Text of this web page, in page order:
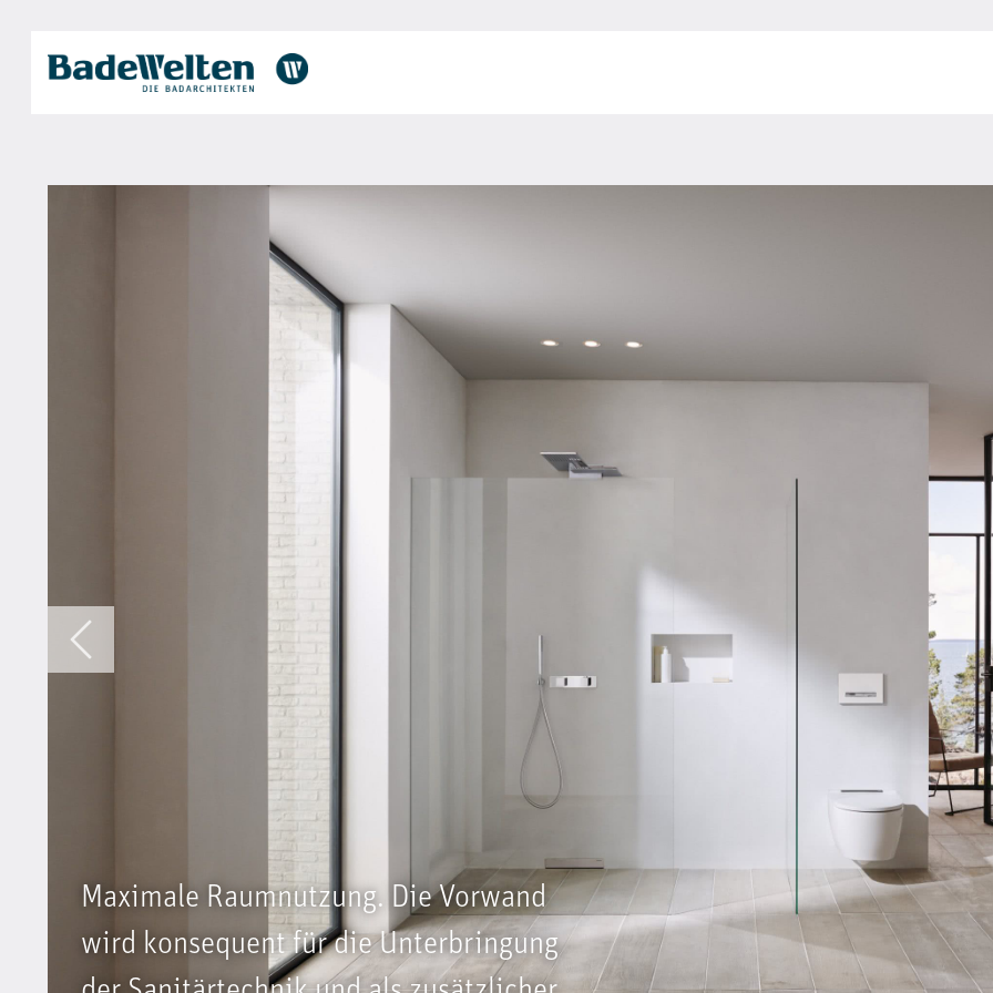
Maximale Raumnutzung. Die Vorwand
wird konsequent für die Unterbringung